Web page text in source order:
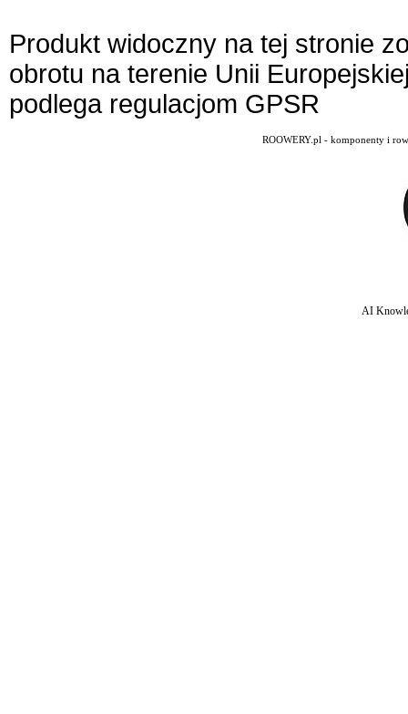
Produkt widoczny na tej stronie
obrotu na terenie Unii
podlega regulacjom GPSR
ROOWERY.pl - komponenty i
AI